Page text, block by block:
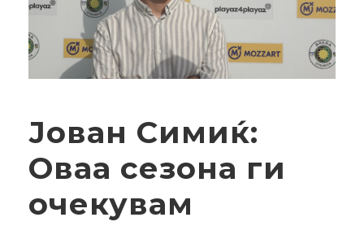
Јован Симиќ:
Оваа сезона ги
очекувам